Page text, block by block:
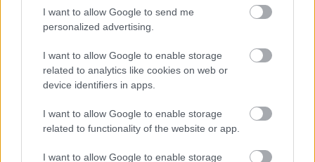
I want to allow Google to send me
personalized advertising.
I want to allow Google to enable storage
related to analytics like cookies on web or
device identifiers in apps.
I want to allow Google to enable storage
related to functionality of the website or app.
I want to allow Google to enable storage